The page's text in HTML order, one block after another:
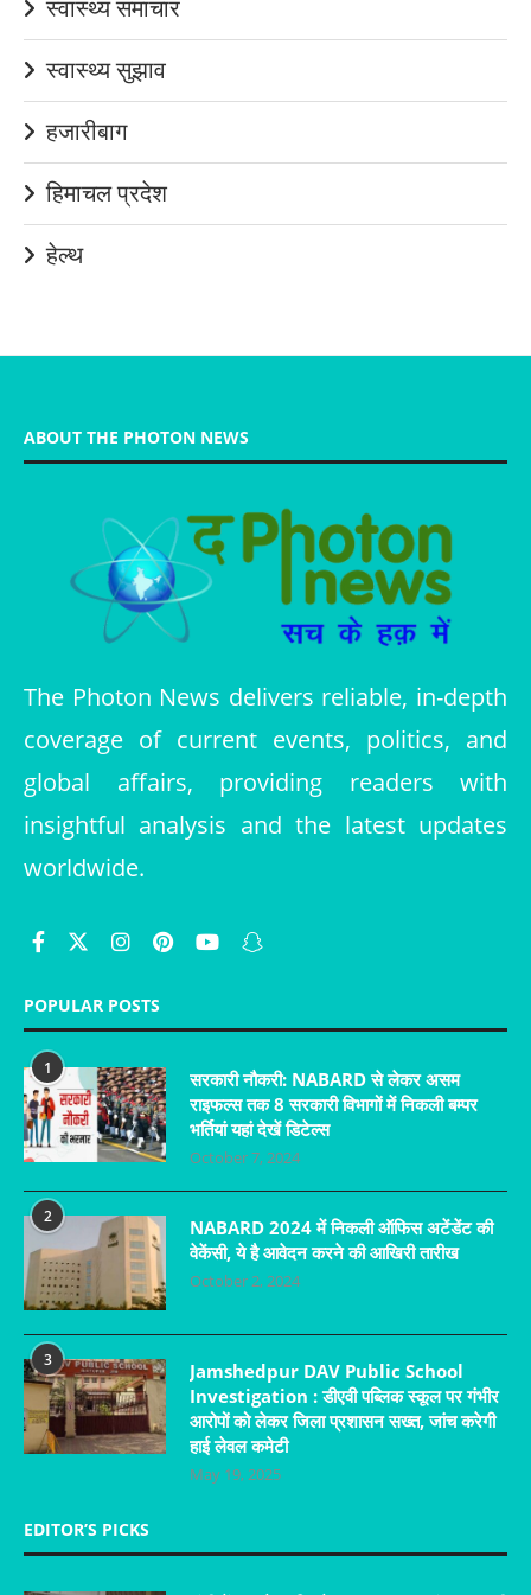
स्वास्थ्य समाचार
स्वास्थ्य सुझाव
हजारीबाग
हिमाचल प्रदेश
हेल्थ
ABOUT THE PHOTON NEWS
The Photon News delivers reliable, in-depth
coverage of current events, politics, and
global affairs, providing readers with
insightful analysis and the latest updates
worldwide.
POPULAR POSTS
1
सरकारी नौकरी: NABARD से लेकर असम
राइफल्स तक 8 सरकारी विभागों में निकली बम्पर
भर्तियां यहां देखें डिटेल्स
October 7, 2024
2
NABARD 2024 में निकली ऑफिस अटेंडेंट की
वेकेंसी, ये है आवेदन करने की आखिरी तारीख
October 2, 2024
3
Jamshedpur DAV Public School
Investigation : डीएवी पब्लिक स्कूल पर गंभीर
आरोपों को लेकर जिला प्रशासन सख्त, जांच करेगी
हाई लेवल कमेटी
May 19, 2025
EDITOR’S PICKS